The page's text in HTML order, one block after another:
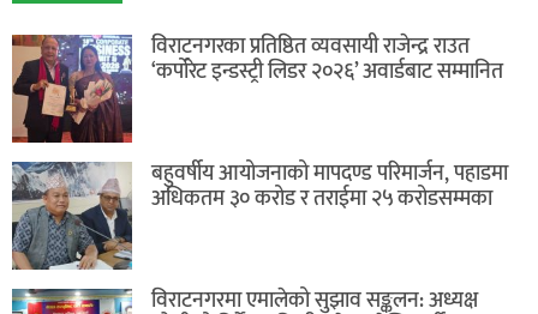
विराटनगरका प्रतिष्ठित व्यवसायी राजेन्द्र राउत
‘कर्पोरेट इन्डस्ट्री लिडर २०२६’ अवार्डबाट सम्मानित
बहुवर्षीय आयोजनाको मापदण्ड परिमार्जन, पहाडमा
अधिकतम ३० करोड र तराईमा २५ करोडसम्मका
विराटनगरमा एमालेको सुझाव सङ्कलन: अध्यक्ष